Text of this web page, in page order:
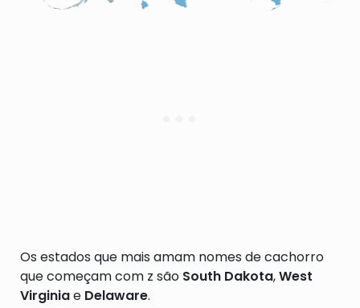
Os estados que mais amam nomes de cachorro
que começam com z são South Dakota,West
Virginiae Delaware.